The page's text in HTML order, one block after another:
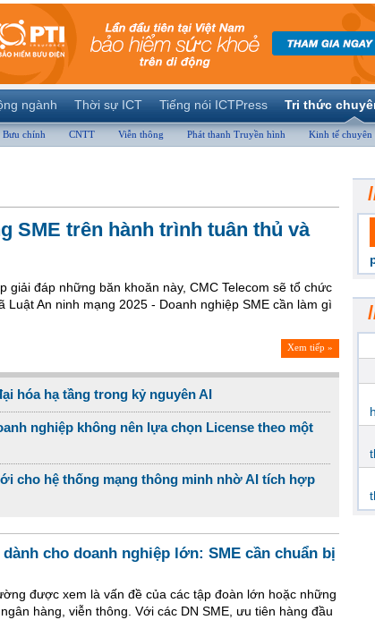
ngành Thời sự ICT Tiếng nói ICTPress Tri thức
Bưu chính CNTT Viễn thông Phát thanh Truyền hình Kinh tế chuyên
SME trên hành trình tuân thủ và
giải đáp những băn khoăn này, CMC Telecom sẽ tổ chức
An ninh mạng 2025 - Doanh nghiệp SME cần làm gì
Xem tiếp »
hóa hạ tầng trong kỷ nguyên AI
nghiệp không nên lựa chọn License theo một
cho hệ thống mạng thông minh nhờ AI tích hợp
cho doanh nghiệp lớn: SME cần chuẩn bị
được xem là vấn đề của các tập đoàn lớn hoặc những
hàng, viễn thông. Với các DN SME, ưu tiên hàng đầu